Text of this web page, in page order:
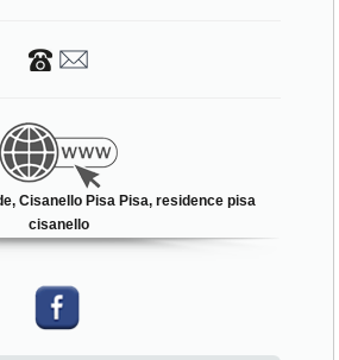
Cisanello Pisa Pisa, residence pisa
cisanello